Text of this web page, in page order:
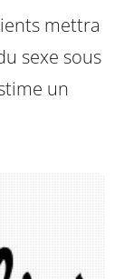
mettra
sexe sous
un